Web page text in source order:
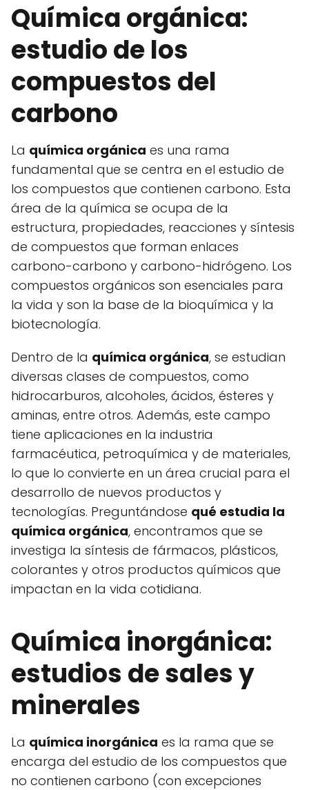
Química orgánica:
estudio de los
compuestos del
carbono
La química orgánica es una rama
fundamental que se centra en el estudio de
los compuestos que contienen carbono. Esta
área de la química se ocupa de la
estructura, propiedades, reacciones y síntesis
de compuestos que forman enlaces
carbono-carbono y carbono-hidrógeno. Los
compuestos orgánicos son esenciales para
la vida y son la base de la bioquímica y la
biotecnología.
Dentro de la química orgánica, se estudian
diversas clases de compuestos, como
hidrocarburos, alcoholes, ácidos, ésteres y
aminas, entre otros. Además, este campo
tiene aplicaciones en la industria
farmacéutica, petroquímica y de materiales,
lo que lo convierte en un área crucial para el
desarrollo de nuevos productos y
tecnologías. Preguntándose qué estudia la
química orgánica, encontramos que se
investiga la síntesis de fármacos, plásticos,
colorantes y otros productos químicos que
impactan en la vida cotidiana.
Química inorgánica:
estudios de sales y
minerales
La química inorgánica es la rama que se
encarga del estudio de los compuestos que
no contienen carbono (con excepciones